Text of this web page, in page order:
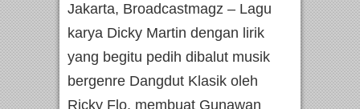
Jakarta, Broadcastmagz – Lagu
karya Dicky Martin dengan lirik
yang begitu pedih dibalut musik
bergenre Dangdut Klasik oleh
Ricky Flo, membuat Gunawan